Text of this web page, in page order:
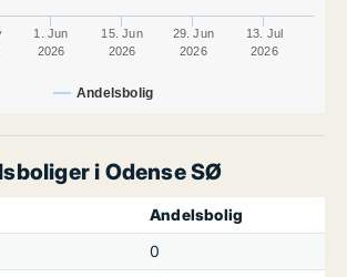
Andelsbolig
1. Jun
2026
15. Jun
2026
29. Jun
2026
13. Jul
2026
i Odense SØ
Andelsbolig
0